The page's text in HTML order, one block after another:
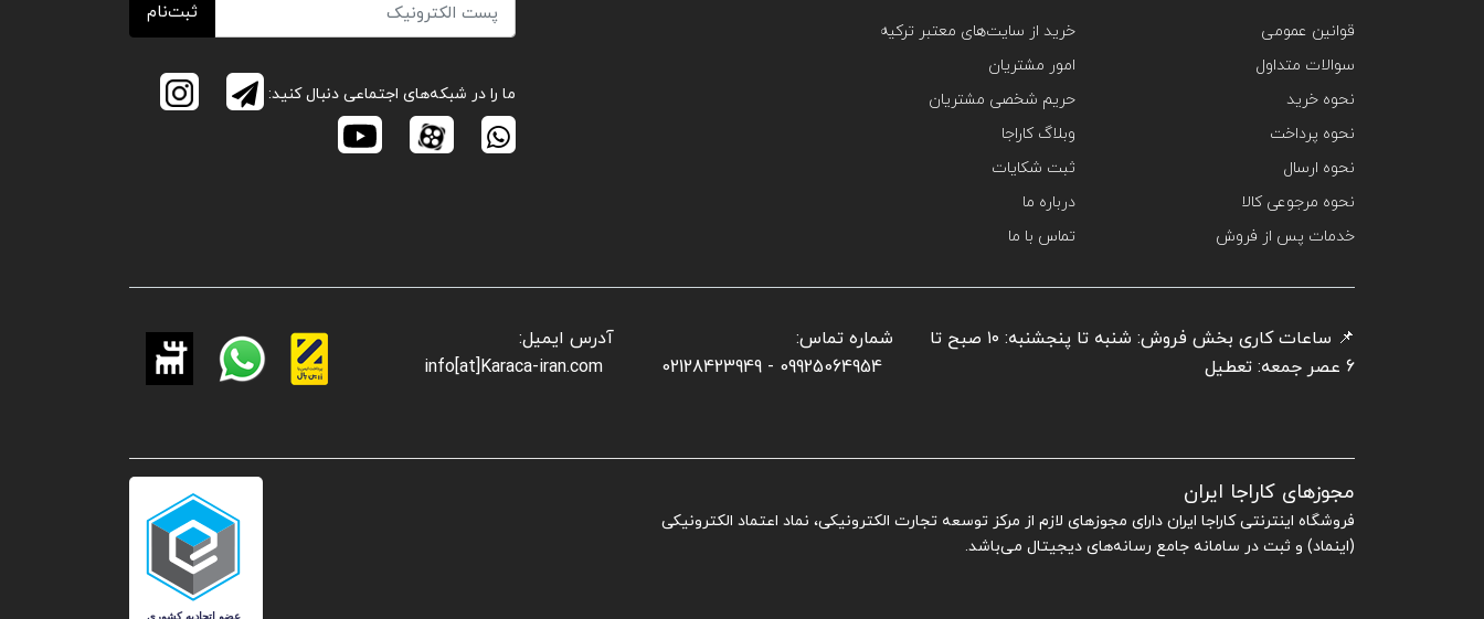
قوانین عمومی
سوالات متداول
نحوه خرید
نحوه پرداخت
نحوه ارسال
نحوه مرجوعی کالا
خدمات پس از فروش
خرید از سایت‌های معتبر ترکیه
امور مشتریان
حریم شخصی مشتریان
وبلاگ کاراجا
ثبت شکایات
درباره ما
تماس با ما
ثبت‌نام
ما را در شبکه‌های اجتماعی دنبال کنید:
📌 ساعات کاری بخش فروش: شنبه تا پنجشنبه: ۱۰ صبح تا
6 عصر جمعه: تعطیل
شماره تماس:
09925064954 - 02128423949
آدرس ایمیل:
info[at]Karaca-iran.com
مجوزهای کاراجا ایران
فروشگاه اینترنتی کاراجا ایران دارای مجوزهای لازم از مرکز توسعه تجارت الکترونیکی، نماد اعتماد الکترونیکی
(اینماد) و ثبت در سامانه جامع رسانه‌های دیجیتال می‌باشد.